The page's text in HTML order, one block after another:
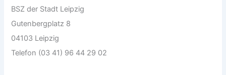
BSZ der Stadt Leipzig
Gutenbergplatz 8
04103 Leipzig
Telefon (03 41) 96 44 29 02